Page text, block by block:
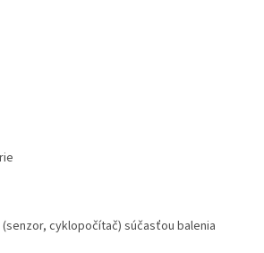
(senzor, cyklopočítač) súčasťou balenia